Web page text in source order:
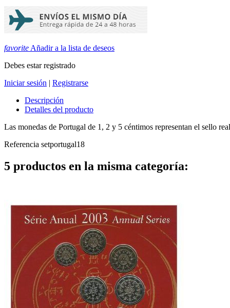
favorite Añadir a la lista de deseos
Debes estar registrado
Iniciar sesión | Registrarse
Descripción
Detalles del producto
Las monedas de Portugal de 1, 2 y 5 céntimos representan el sello
Referencia setportugal18
5 productos en la misma categoría: